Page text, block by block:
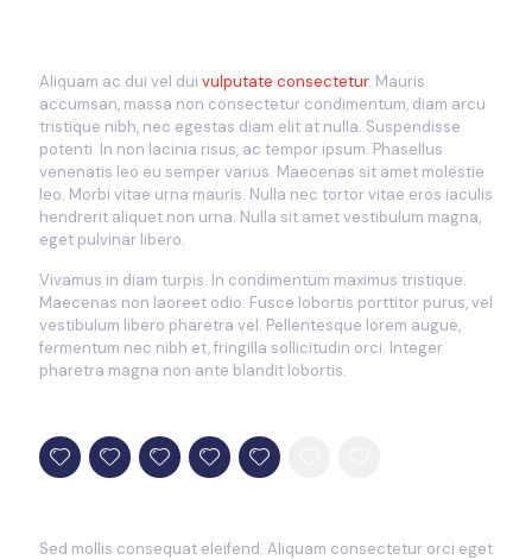
Aliquam ac dui vel dui vulputate consectetur. Mauris
accumsan, massa non consectetur condimentum, diam arcu
tristique nibh, nec egestas diam elit at nulla. Suspendisse
potenti. In non lacinia risus, ac tempor ipsum. Phasellus
venenatis leo eu semper varius. Maecenas sit amet molestie
leo. Morbi vitae urna mauris. Nulla nec tortor vitae eros iaculis
hendrerit aliquet non urna. Nulla sit amet vestibulum magna,
eget pulvinar libero.
Vivamus in diam turpis. In condimentum maximus tristique.
Maecenas non laoreet odio. Fusce lobortis porttitor purus, vel
vestibulum libero pharetra vel. Pellentesque lorem augue,
fermentum nec nibh et, fringilla sollicitudin orci. Integer
pharetra magna non ante blandit lobortis.
Sed mollis consequat eleifend. Aliquam consectetur orci eget